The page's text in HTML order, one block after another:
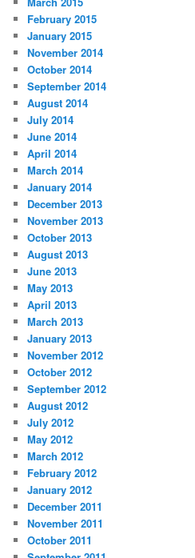
February 2015
January 2015
November 2014
October 2014
September 2014
August 2014
July 2014
June 2014
April 2014
March 2014
January 2014
December 2013
November 2013
October 2013
August 2013
June 2013
May 2013
April 2013
March 2013
January 2013
November 2012
October 2012
September 2012
August 2012
July 2012
May 2012
March 2012
February 2012
January 2012
December 2011
November 2011
October 2011